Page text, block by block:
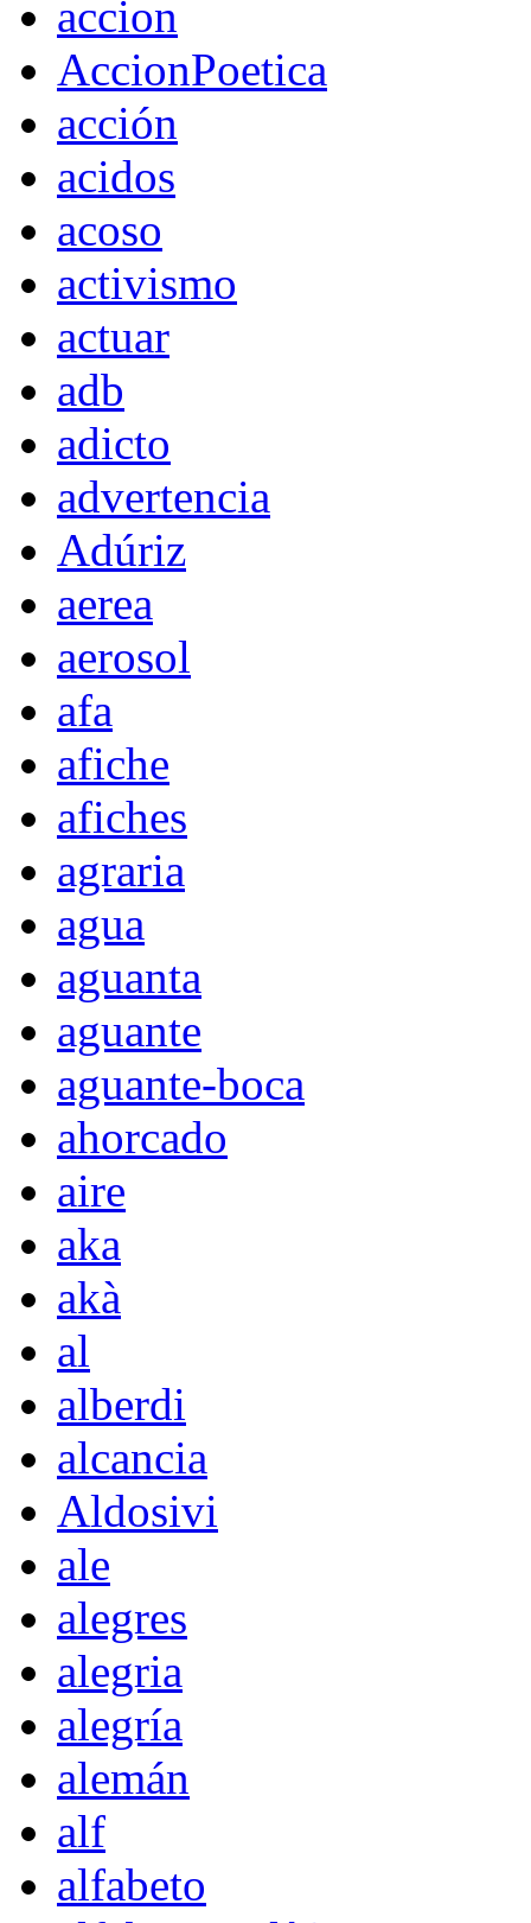
accion
AccionPoetica
acción
acidos
acoso
activismo
actuar
adb
adicto
advertencia
Adúriz
aerea
aerosol
afa
afiche
afiches
agraria
agua
aguanta
aguante
aguante-boca
ahorcado
aire
aka
akà
al
alberdi
alcancia
Aldosivi
ale
alegres
alegria
alegría
alemán
alf
alfabeto